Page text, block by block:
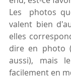
Les  photos
valent bien
elles
dire en photo
aussi), mais
facilement en